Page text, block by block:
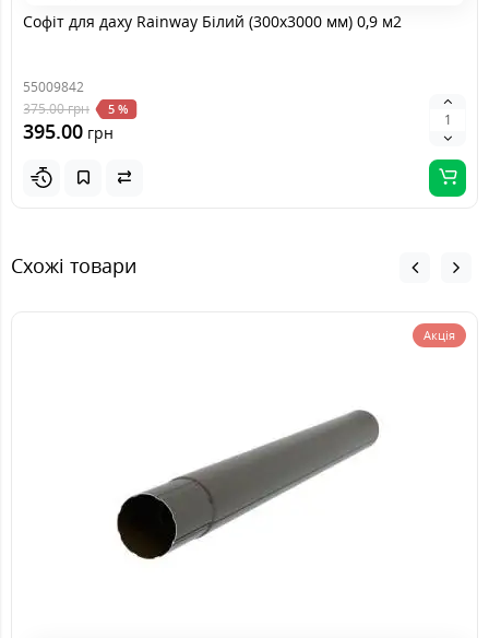
Коліно 329.00 грн
Воронка
зливна
У кошик
Зливне
коліно
У кошик
Софіт для даху Rainway Білий (300x3000 мм) 0,9 м2
55009842
375.00грн 5 %
395.00 грн
Схожі товари
Акція